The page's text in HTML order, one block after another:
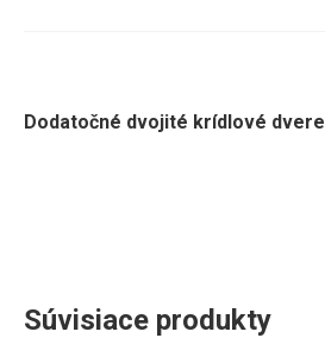
Dodatočné dvojité krídlové dvere
Súvisiace produkty